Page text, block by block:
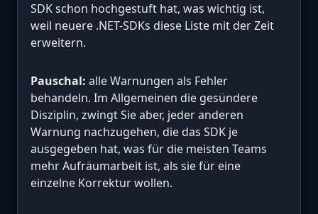
SDK schon hochgestuft hat, was wichtig ist,
weil neuere .NET-SDKs diese Liste mit der Zeit
erweitern.
Pauschal: alle Warnungen als Fehler
behandeln. Im Allgemeinen die gesündere
Disziplin, zwingt Sie aber, jeder anderen
Warnung nachzugehen, die das SDK je
ausgegeben hat, was für die meisten Teams
mehr Aufräumarbeit ist, als sie für eine
einzelne Korrektur wollen.